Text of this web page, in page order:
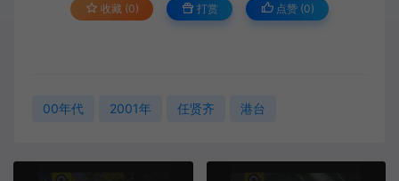
收藏 (0) 打赏 点赞 (0)
00年代 2001年 任贤齐 港台